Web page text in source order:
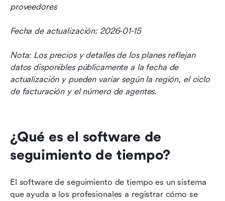
proveedores
Fecha de actualización: 2026-01-15
Nota: Los precios y detalles de los planes reflejan
datos disponibles públicamente a la fecha de
actualización y pueden variar según la región, el ciclo
de facturación y el número de agentes.
¿Qué es el software de
seguimiento de tiempo?
El software de seguimiento de tiempo es un sistema
que ayuda a los profesionales a registrar cómo se